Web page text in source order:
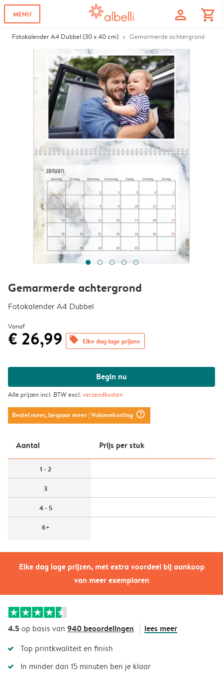
MENU profile shopping_cart
Fotokalender A4 Dubbel (30 x 40 cm) Gemarmerde achtergrond
Elke dag lage prijzen, met extra voordeel bij aankoop
van meer exemplaren
Gemarmerde achtergrond
Fotokalender A4 Dubbel
Vanaf
€ 26,99 offers Elke dag lage prijzen
Begin nu
Alle prijzen incl. BTW excl.verzendkosten
Bestel meer, bespaar meer| Volumekorting question_mark_circle
Aantal Prijs per stuk
1 - 2
3
4 - 5
6+
4.5op basis van 940 beoordelingen lees meer
Top printkwaliteit en finish
In minder dan 15 minuten ben je klaar